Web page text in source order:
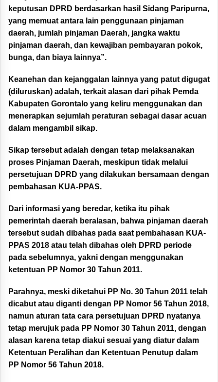
keputusan DPRD berdasarkan hasil Sidang Paripurna,
yang memuat antara lain penggunaan pinjaman
daerah, jumlah pinjaman Daerah, jangka waktu
pinjaman daerah, dan kewajiban pembayaran pokok,
bunga, dan biaya lainnya”.
Keanehan dan kejanggalan lainnya yang patut digugat
(diluruskan) adalah, terkait alasan dari pihak Pemda
Kabupaten Gorontalo yang keliru menggunakan dan
menerapkan sejumlah peraturan sebagai dasar acuan
dalam mengambil sikap.
Sikap tersebut adalah dengan tetap melaksanakan
proses Pinjaman Daerah, meskipun tidak melalui
persetujuan DPRD yang dilakukan bersamaan dengan
pembahasan KUA-PPAS.
Dari informasi yang beredar, ketika itu pihak
pemerintah daerah beralasan, bahwa pinjaman daerah
tersebut sudah dibahas pada saat pembahasan KUA-
PPAS 2018 atau telah dibahas oleh DPRD periode
pada sebelumnya, yakni dengan menggunakan
ketentuan PP Nomor 30 Tahun 2011.
Parahnya, meski diketahui PP No. 30 Tahun 2011 telah
dicabut atau diganti dengan PP Nomor 56 Tahun 2018,
namun aturan tata cara persetujuan DPRD nyatanya
tetap merujuk pada PP Nomor 30 Tahun 2011, dengan
alasan karena tetap diakui sesuai yang diatur dalam
Ketentuan Peralihan dan Ketentuan Penutup dalam
PP Nomor 56 Tahun 2018.